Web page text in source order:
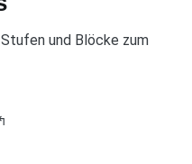
und Blöcke zum